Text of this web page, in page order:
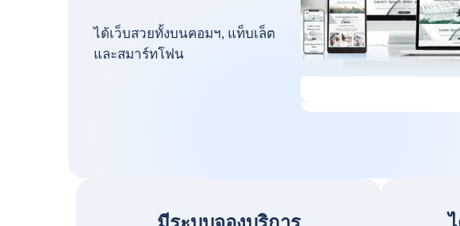
ได้เว็บสวยทั้งบนคอมฯ, แท็บเล็ต
และสมาร์ทโฟน